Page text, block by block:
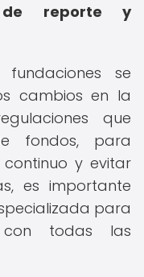
de reporte y
se
cambios en la
que
fondos, para
y evitar
es importante
para
todas las